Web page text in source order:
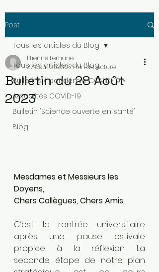
Post
Tous les articles du Blog
Bulletins « pandémie COVID-19 »
Actualités COVID-19
Bulletin "Science ouverte en santé"
Blog
Tous les articles du Blog
Bulletin du 28 Août
2023
Etienne Lemarie
27 août 202327 min de lecture
Mesdames et Messieurs les
Doyens,
Chers Collègues, Chers Amis,
C’est la rentrée universitaire
après une pause estivale
propice à la réflexion. La
seconde étape de notre plan